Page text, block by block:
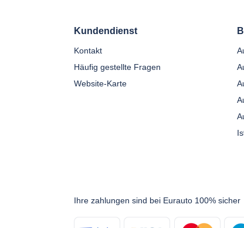
Kundendienst
Kontakt
Häufig gestellte Fragen
Website-Karte
Ihre zahlungen sind bei Eurauto 100% sicher